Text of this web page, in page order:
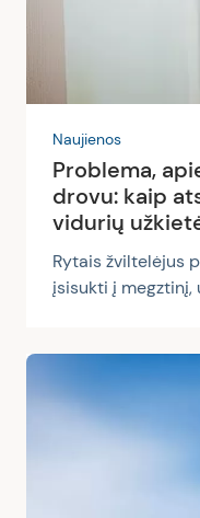
dažną problemą
Naujienos
Problema,
drovu: kaip
vidurių
Rytais žviltelėjus
įsisukti į megztinį,
renkantis maistą,
gręžiamės nuo
kokteilių ir į
patiekalą.
ėjimą pėstute,